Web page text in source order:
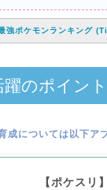
強ポケモンランキング
のポイント
成については以下ア
【ポケスリ